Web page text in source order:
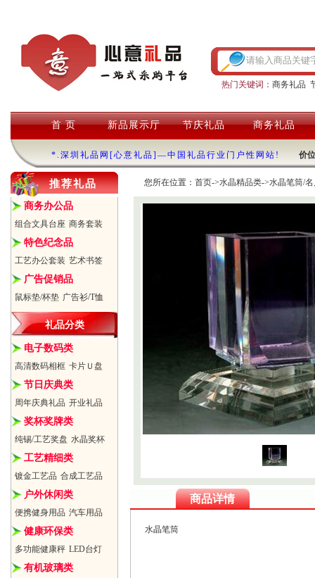
热门关键词： 商务礼品
首 页 新品展示厅 节庆礼品 商务礼品
*.深圳礼品网[心意礼品]—中国礼品行业门户性网站! 价
推荐礼品
商务办公品
组合文具台座 商务套装
特色纪念品
工艺办公套装 艺术书签
广告促销品
鼠标垫/杯垫 广告衫/T恤
礼品分类
电子数码类
高清数码相框 卡片Ｕ盘
节日庆典类
周年庆典礼品 开业礼品
奖杯奖牌类
纯锡/工艺奖盘 水晶奖杯
工艺精细类
镀金工艺品 合成工艺品
户外休闲类
便携健身用品 汽车用品
健康环保类
多功能健康秤 LED台灯
有机玻璃类
您所在位置： 首页->水晶精品类->水晶笔筒/
商品详情
水晶笔筒